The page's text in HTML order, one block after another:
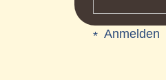
Anmelden